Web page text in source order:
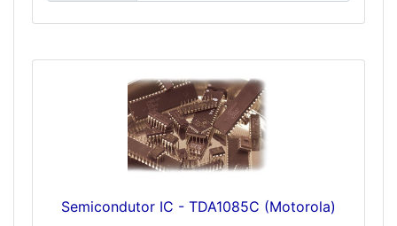
Semicondutor IC - TDA1085C (Motorola)